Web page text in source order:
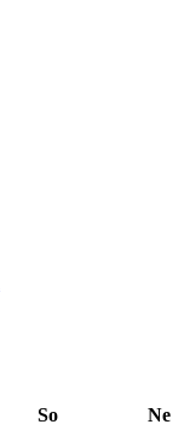
So
Ne